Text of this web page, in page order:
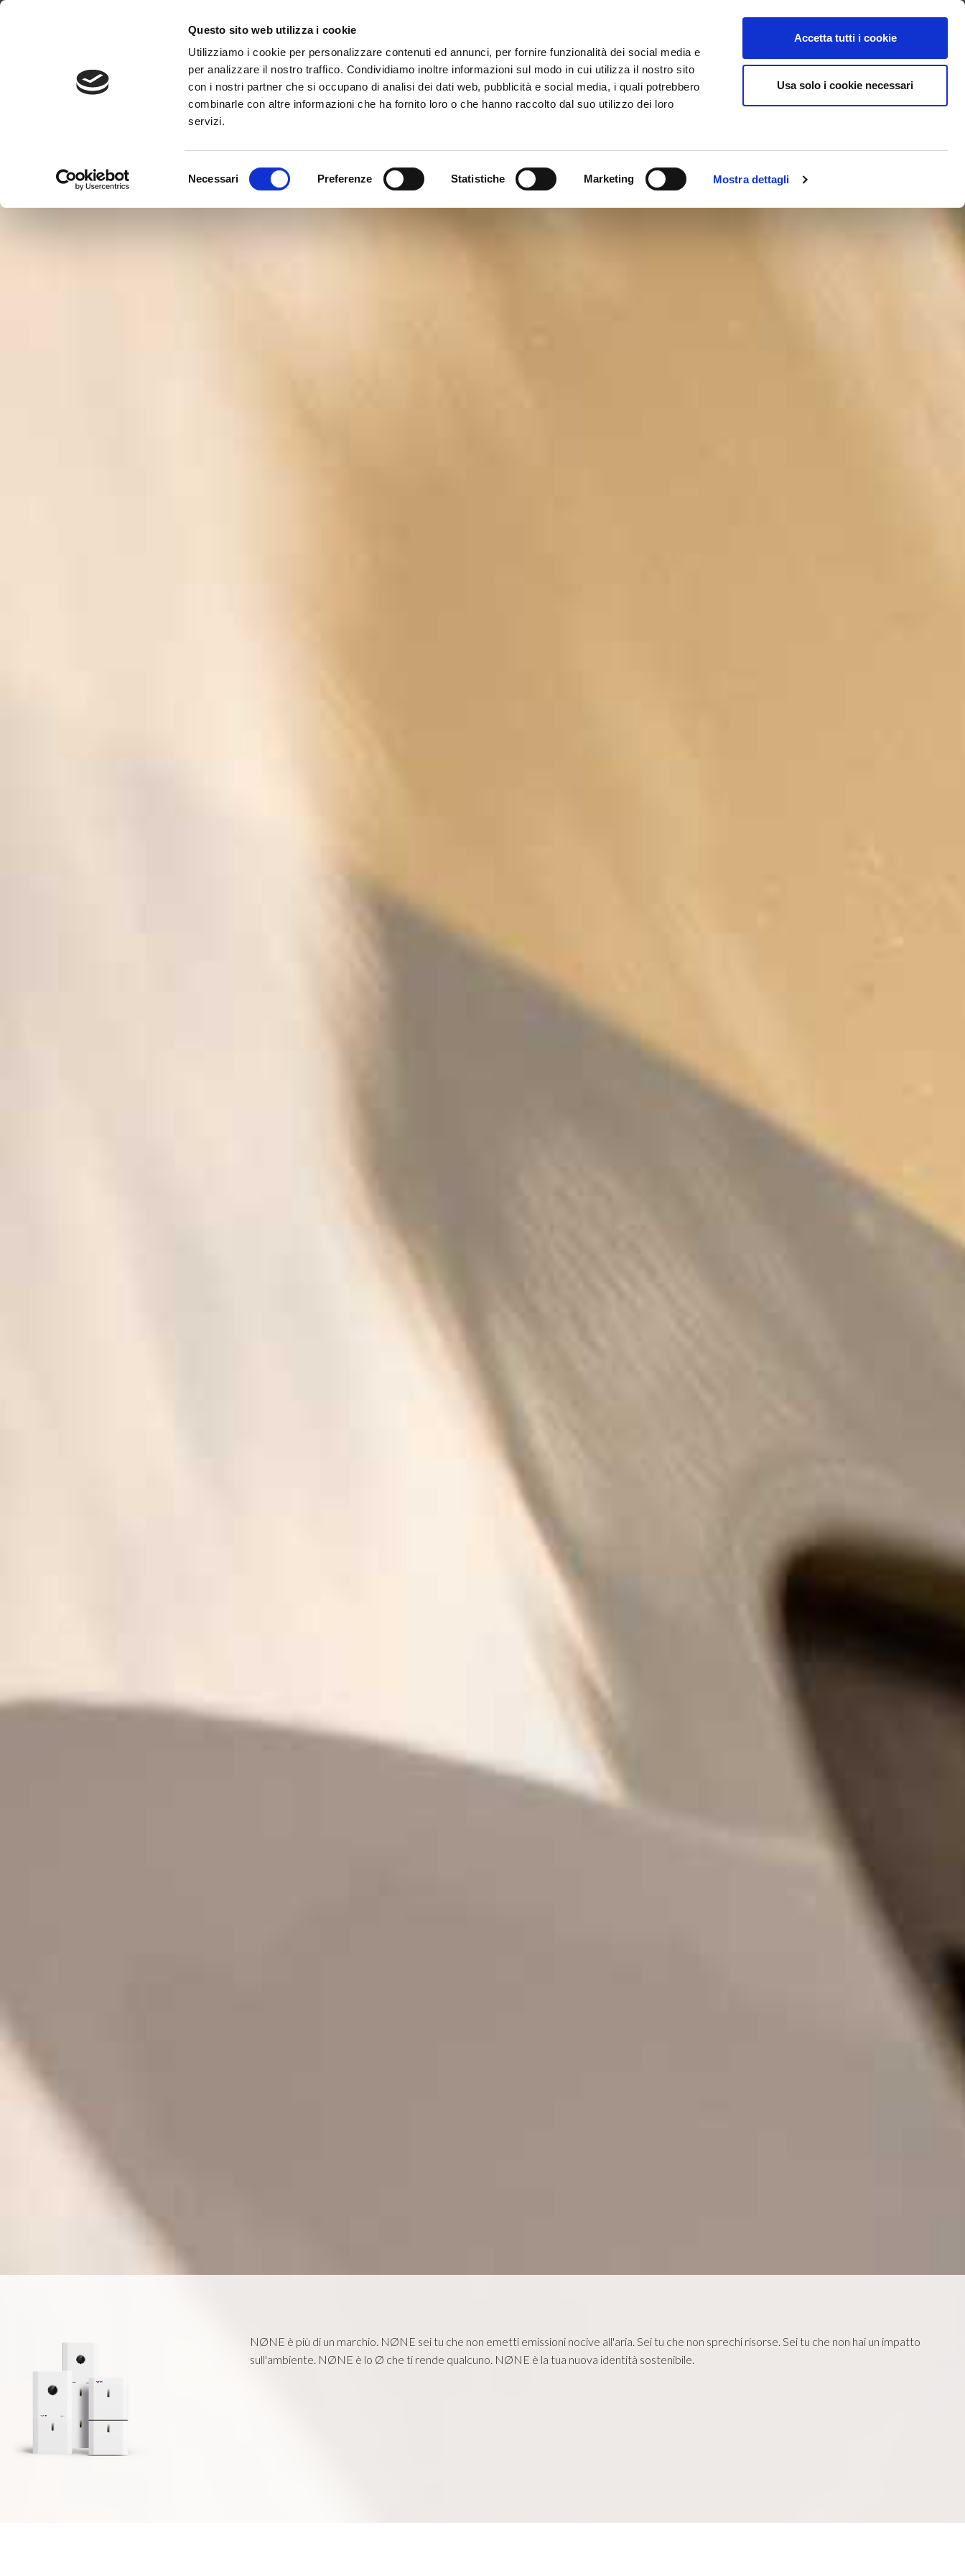
Questo sito web utilizza i cookie
Utilizziamo i cookie per personalizzare contenuti ed annunci, per fornire funzionalità dei social media e
per analizzare il nostro traffico. Condividiamo inoltre informazioni sul modo in cui utilizza il nostro sito
con i nostri partner che si occupano di analisi dei dati web, pubblicità e social media, i quali potrebbero
combinarle con altre informazioni che ha fornito loro o che hanno raccolto dal suo utilizzo dei loro
servizi.
del
Necessari Preferenze Statistiche Marketing Mostra dettagli
Accetta tutti i cookie
Usa solo i cookie necessari
Supporto Apri ticket Scarica l’APP
Dispositivi energetici
NØNE è più di un marchio. NØNE sei tu che non emetti emissioni nocive all'aria. Sei tu che non sprechi risorse. Sei tu che non hai un impatto
sull'ambiente. NØNE è lo Ø che ti rende qualcuno. NØNE è la tua nuova identità sostenibile.